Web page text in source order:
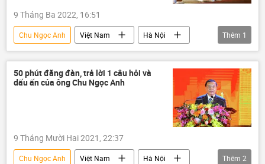
9 Tháng Ba 2022, 16:51
Chu Ngọc Anh Việt Nam
Hà Nội
Chính trị
Thêm 1
50 phút đăng đàn, trả lời 1 câu hỏi và
dấu ấn của ông Chu Ngọc Anh
9 Tháng Mười Hai 2021, 22:37
Chu Ngọc Anh Việt Nam
Hà Nội
Thêm 2